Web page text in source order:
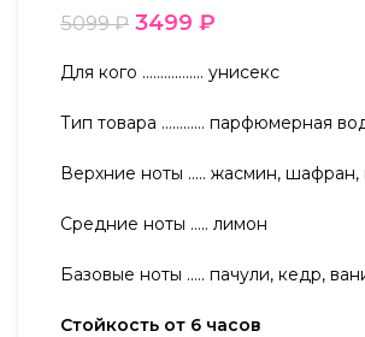
5099₽ 3499 ₽
Для кого …………….. унисекс
Тип товара ………… парфюмерная
Верхние ноты ….. жасмин, шафран,
Средние ноты ….. лимон
Базовые ноты ….. пачули, кедр,
Стойкость от 6 часов